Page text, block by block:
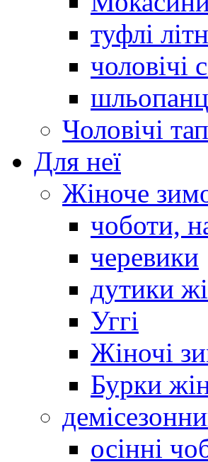
туфлі
чоловічі
Чоловічі
Для неї
Жіноче
чоботи,
черевики
дутики
Уггі
Жіночі
Бурки
осінні